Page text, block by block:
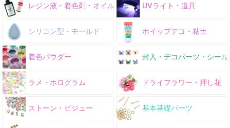
レジン液・着色剤・オイル UVライト・道具
シリコン型・モールド ホイップデコ・粘土
着色パウダー 封入・デコパーツ・シール
ラメ・ホログラム ドライフラワー・押し花
ストーン・ビジュー 基本基礎パーツ